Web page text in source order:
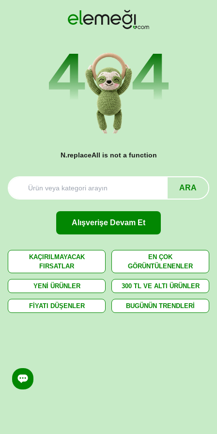
N.replaceAll is not a function
ARA
Alışverişe Devam Et
KAÇIRILMAYACAK
FIRSATLAR
EN ÇOK
GÖRÜNTÜLENENLER
YENİ ÜRÜNLER 300 TL VE ALTI ÜRÜNLER
FİYATI DÜŞENLER BUGÜNÜN TRENDLERİ